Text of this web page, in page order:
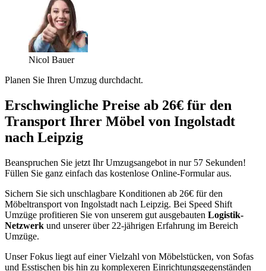
Nicol Bauer
Planen Sie Ihren Umzug durchdacht.
Erschwingliche Preise ab 26€ für den
Transport Ihrer Möbel von Ingolstadt
nach Leipzig
Beanspruchen Sie jetzt Ihr Umzugsangebot in nur 57 Sekunden!
Füllen Sie ganz einfach das kostenlose Online-Formular aus.
Sichern Sie sich unschlagbare Konditionen ab 26€ für den
Möbeltransport von Ingolstadt nach Leipzig. Bei Speed Shift
Umzüge profitieren Sie von unserem gut ausgebauten Logistik-
Netzwerk und unserer über 22-jährigen Erfahrung im Bereich
Umzüge.
Unser Fokus liegt auf einer Vielzahl von Möbelstücken, von Sofas
und Esstischen bis hin zu komplexeren Einrichtungsgegenständen